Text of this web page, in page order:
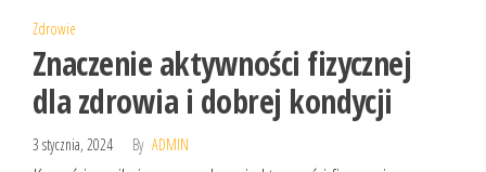
Zdrowie
Znaczenie aktywności fizycznej
dla zdrowia i dobrej kondycji
3 stycznia, 2024 By ADMIN